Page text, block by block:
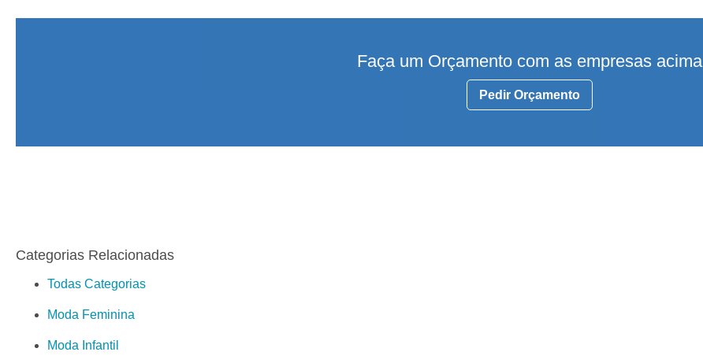
Faça um Orçamento com as empresas acima
Pedir Orçamento
Categorias Relacionadas
Todas Categorias
Moda Feminina
Moda Infantil